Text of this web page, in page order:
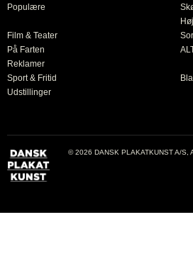
Populære
Film & Teater
På Farten
Reklamer
Sport & Fritid
Udstillinger
© 2026 DANSK PLAKATKUNST A/S,